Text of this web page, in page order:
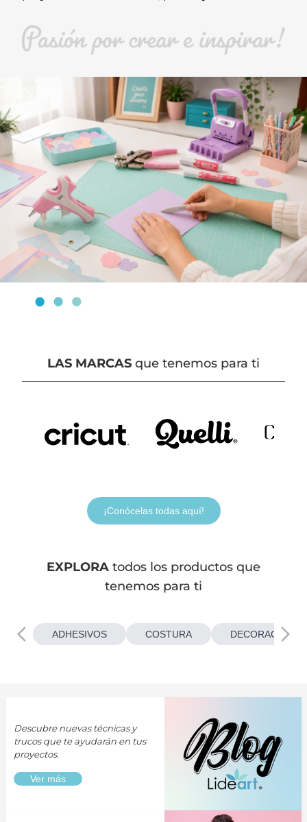
LAS MARCAS que tenemos para ti
¡Conócelas todas aquí!
EXPLORA todos los productos que
tenemos para ti
ADHESIVOS COSTURA
Descubre nuevas técnicas y
trucos que te ayudarán en tus
proyectos.
Ver más